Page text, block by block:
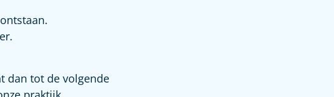
dan tot de volgende